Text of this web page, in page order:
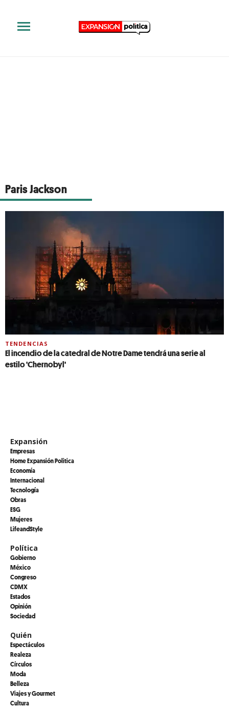
Paris Jackson
TENDENCIAS
El incendio de la catedral de Notre Dame tendrá una serie al
estilo 'Chernobyl'
Expansión
Empresas
Home Expansión Politica
Economía
Internacional
Tecnología
Obras
ESG
Mujeres
LifeandStyle
Política
Gobierno
México
Congreso
CDMX
Estados
Opinión
Sociedad
Quién
Espectáculos
Realeza
Círculos
Moda
Belleza
Viajes y Gourmet
Cultura